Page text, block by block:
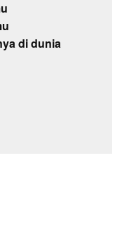
di dunia